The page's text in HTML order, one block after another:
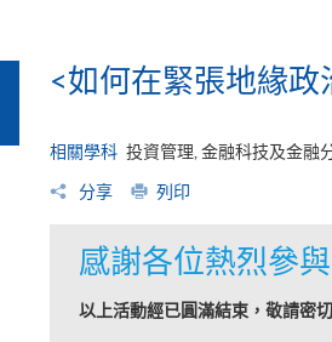
<如何在緊張地緣
相關學科 投資管理, 金融科技及金融
分享 列印
感謝各位熱烈參與
以上活動經已圓滿結束，敬請密